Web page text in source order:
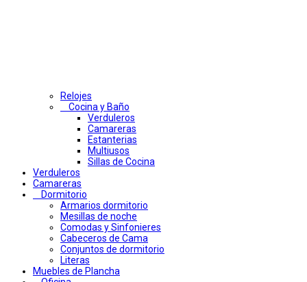
Relojes
Cocina y Baño
Verduleros
Camareras
Estanterias
Multiusos
Sillas de Cocina
Verduleros
Camareras
Dormitorio
Armarios dormitorio
Mesillas de noche
Comodas y Sinfonieres
Cabeceros de Cama
Conjuntos de dormitorio
Literas
Muebles de Plancha